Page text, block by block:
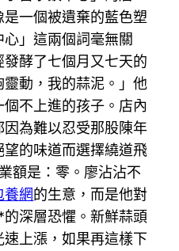
一個被遺棄的藍色塑
」這兩個詞毫無關
酵了七個月又七天的
動，我的蒜泥。」他
不上進的孩子。店內
為難以忍受那股陳年
的味道而選擇繞道飛
額是：零。廖沾沾不
養網的生意，而是他對
深層恐懼。新鮮蒜頭
上漲，如果再這樣下